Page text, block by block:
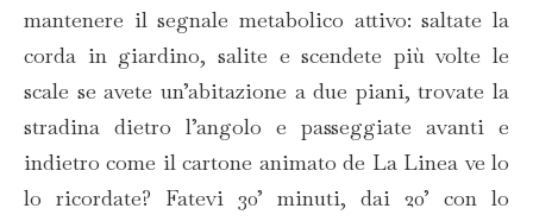
mantenere il segnale metabolico attivo: saltate la
corda in giardino, salite e scendete più volte le
scale se avete un’abitazione a due piani, trovate la
stradina dietro l’angolo e passeggiate avanti e
indietro come il cartone animato de La Linea ve lo
lo ricordate? Fatevi 30’ minuti, dai 20’ con lo